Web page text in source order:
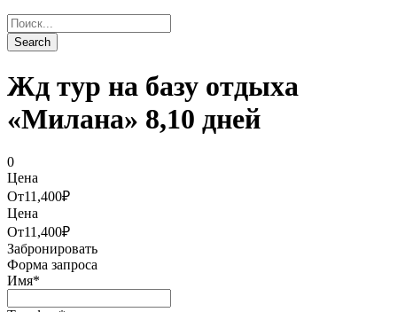
Жд тур на базу отдыха
«Милана» 8,10 дней
0
Цена
От11,400₽
Цена
От11,400₽
Забронировать
Форма запроса
Имя*